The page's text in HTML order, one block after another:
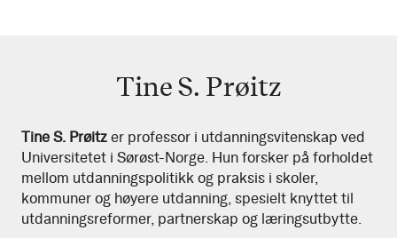
Tine S. Prøitz
Tine
S.
Prøitz
Tine S. Prøitz er professor i utdanningsvitenskap ved
Universitetet i Sørøst-Norge. Hun forsker på forholdet
mellom utdanningspolitikk og praksis i skoler,
kommuner og høyere utdanning, spesielt knyttet til
utdanningsreformer, partnerskap og læringsutbytte.